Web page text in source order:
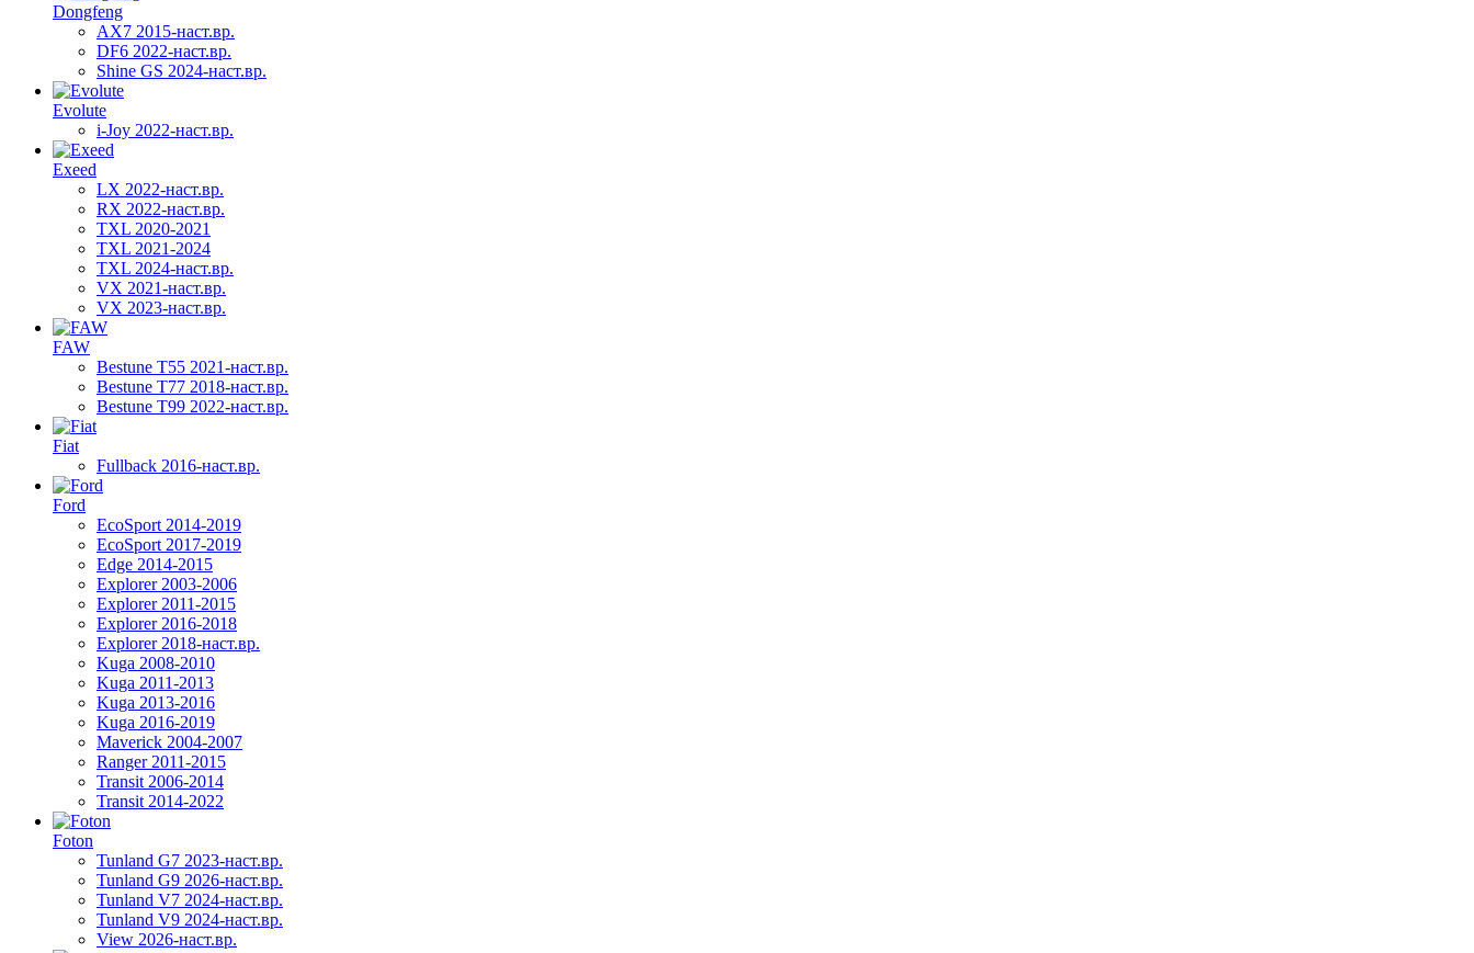
Dongfeng
AX7 2015-наст.вр.
DF6 2022-наст.вр.
Shine GS 2024-наст.вр.
Evolute
i-Joy 2022-наст.вр.
Exeed
LX 2022-наст.вр.
RX 2022-наст.вр.
TXL 2020-2021
TXL 2021-2024
TXL 2024-наст.вр.
VX 2021-наст.вр.
VX 2023-наст.вр.
FAW
Bestune T55 2021-наст.вр.
Bestune T77 2018-наст.вр.
Bestune T99 2022-наст.вр.
Fiat
Fullback 2016-наст.вр.
Ford
EcoSport 2014-2019
EcoSport 2017-2019
Edge 2014-2015
Explorer 2003-2006
Explorer 2011-2015
Explorer 2016-2018
Explorer 2018-наст.вр.
Kuga 2008-2010
Kuga 2011-2013
Kuga 2013-2016
Kuga 2016-2019
Maverick 2004-2007
Ranger 2011-2015
Transit 2006-2014
Transit 2014-2022
Foton
Tunland G7 2023-наст.вр.
Tunland G9 2026-наст.вр.
Tunland V7 2024-наст.вр.
Tunland V9 2024-наст.вр.
View 2026-наст.вр.